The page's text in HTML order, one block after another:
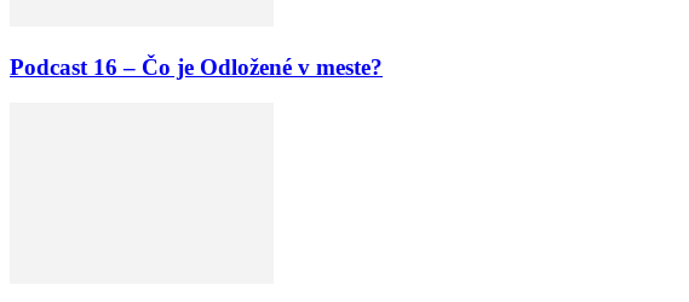
Podcast 16 – Čo je Odložené v meste?